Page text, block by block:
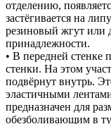
отделению,
застёгивается на
резиновый жгут или
принадлежности.
• В передней стенке
стенки. На этом
подвёрнут внутрь.
эластичными
предназначен для
обезболивающим в